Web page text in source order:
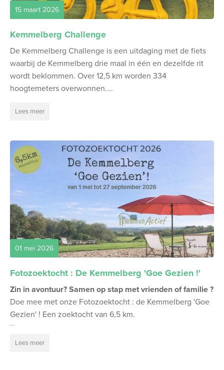
15 maart 2026
Kemmelberg Challenge
De Kemmelberg Challenge is een uitdaging met de fiets
waarbij de Kemmelberg drie maal in één en dezelfde rit
wordt beklommen. Over 12,5 km worden 334
hoogtemeters overwonnen....
Lees meer
01 mei 2026
Fotozoektocht : De Kemmelberg 'Goe Gezien !'
Zin in avontuur? Samen op stap met vrienden of familie ?
Doe mee met onze Fotozoektocht : de Kemmelberg 'Goe
Gezien' ! Een zoektocht van 6,5 km.
...
Lees meer